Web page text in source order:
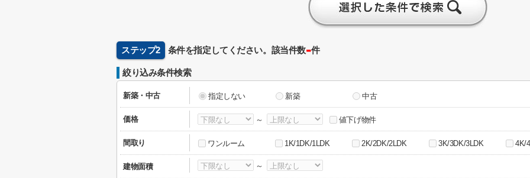
ステップ2 条件を指定してください。該当件数-件
絞り込み条件検索
新築・中古 指定しない 新築 中古
価格 ～ 値下げ物件
間取り ワンルーム 1K/1DK/1LDK 2K/2DK/2LDK 3K/3DK/3LDK 4K/
建物面積 ～